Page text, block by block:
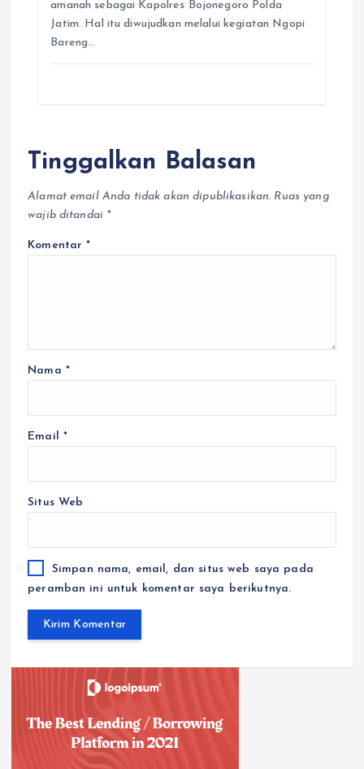
amanah sebagai Kapolres Bojonegoro Polda
Jatim. Hal itu diwujudkan melalui kegiatan Ngopi
Bareng…
Tinggalkan Balasan
Alamat email Anda tidak akan dipublikasikan. Ruas yang
wajib ditandai *
Komentar*
Nama *
Email *
Situs Web
Simpan nama, email, dan situs web saya pada
peramban ini untuk komentar saya berikutnya.